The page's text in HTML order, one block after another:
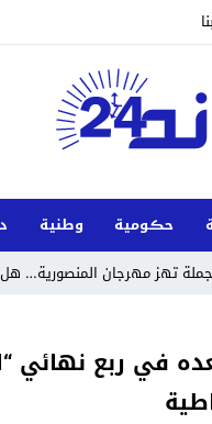
حڪومية وطنية
تهز مهرجان المنصورية…
في ربع نهائي